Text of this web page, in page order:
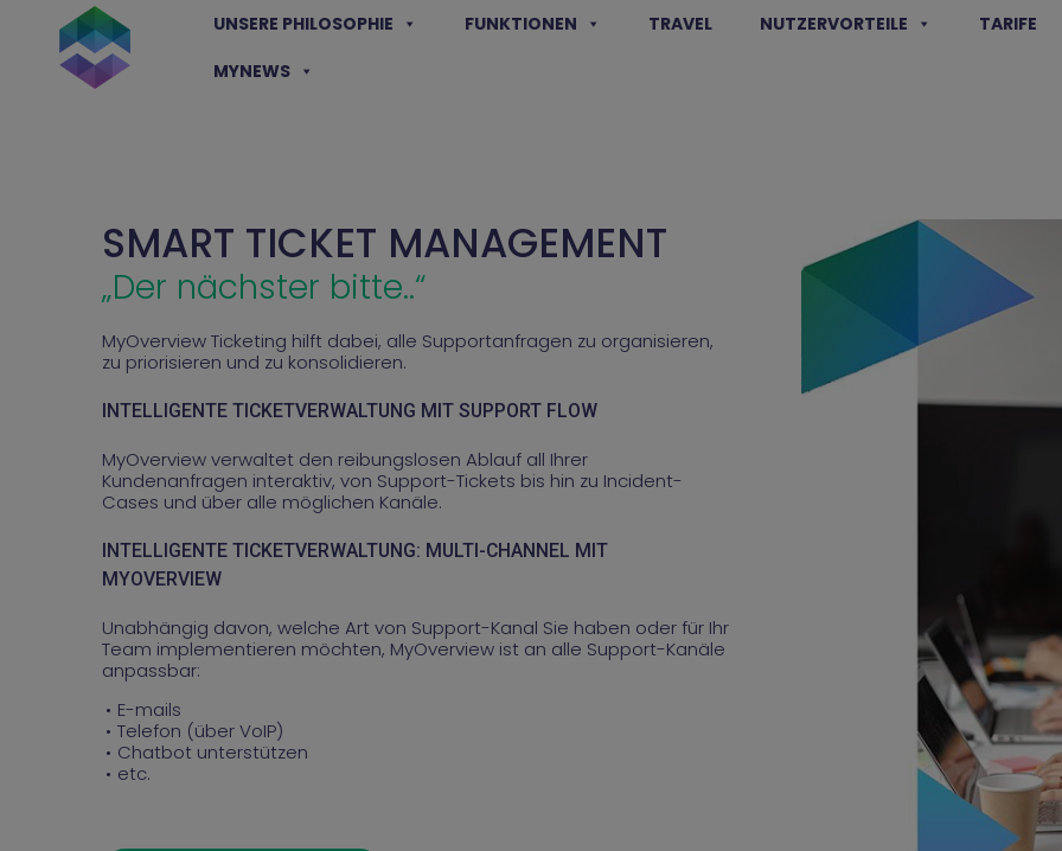
content
UNSERE PHILOSOPHIE FUNKTIONEN TRAVEL NUTZERVORTEILE TARIFE
MYNEWS
SMART TICKET MANAGEMENT
„Der nächster bitte..“
MyOverview Ticketing hilft dabei, alle Supportanfragen zu organisieren,
zu priorisieren und zu konsolidieren.
INTELLIGENTE TICKETVERWALTUNG MIT SUPPORT FLOW
MyOverview verwaltet den reibungslosen Ablauf all Ihrer
Kundenanfragen interaktiv, von Support-Tickets bis hin zu Incident-
Cases und über alle möglichen Kanäle.
INTELLIGENTE TICKETVERWALTUNG: MULTI-CHANNEL MIT
MYOVERVIEW
Unabhängig davon, welche Art von Support-Kanal Sie haben oder für Ihr
Team implementieren möchten, MyOverview ist an alle Support-Kanäle
anpassbar:
E-mails
Telefon (über VoIP)
Chatbot unterstützen
etc.